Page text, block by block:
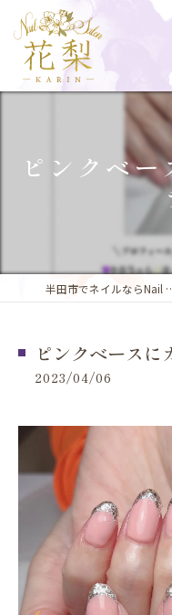
ピンクベ
半田市でネイ
ピンクベースに
2023/04/06